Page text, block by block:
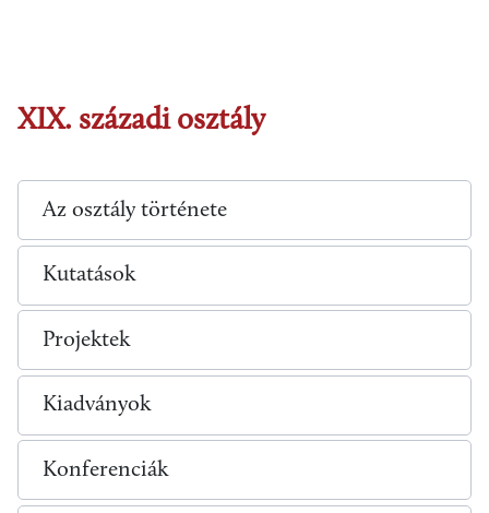
XIX. századi osztály
Az osztály története
Kutatások
Projektek
Kiadványok
Konferenciák